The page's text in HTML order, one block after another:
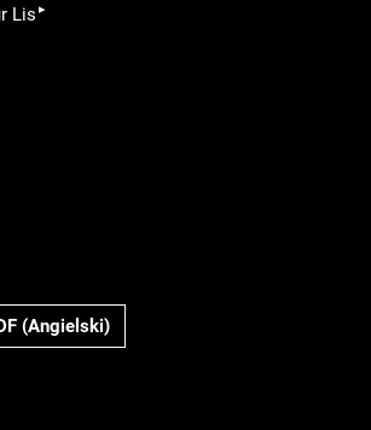
Lis ▸
(Angielski)